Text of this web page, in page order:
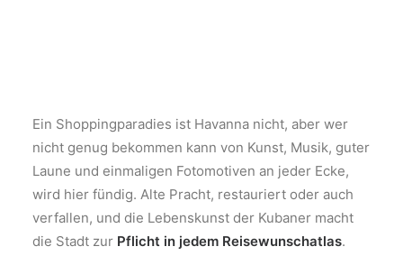
Ein Shoppingparadies ist Havanna nicht, aber wer
nicht genug bekommen kann von Kunst, Musik, guter
Laune und einmaligen Fotomotiven an jeder Ecke,
wird hier fündig. Alte Pracht, restauriert oder auch
verfallen, und die Lebenskunst der Kubaner macht
die Stadt zur Pflicht in jedem Reisewunschatlas.